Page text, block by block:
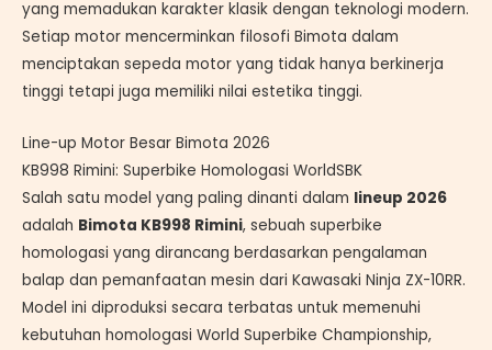
yang memadukan karakter klasik dengan teknologi modern.
Setiap motor mencerminkan filosofi Bimota dalam
menciptakan sepeda motor yang tidak hanya berkinerja
tinggi tetapi juga memiliki nilai estetika tinggi.
Line-up Motor Besar Bimota 2026
KB998 Rimini: Superbike Homologasi WorldSBK
Salah satu model yang paling dinanti dalam lineup 2026
adalah Bimota KB998 Rimini, sebuah superbike
homologasi yang dirancang berdasarkan pengalaman
balap dan pemanfaatan mesin dari Kawasaki Ninja ZX-10RR.
Model ini diproduksi secara terbatas untuk memenuhi
kebutuhan homologasi World Superbike Championship,